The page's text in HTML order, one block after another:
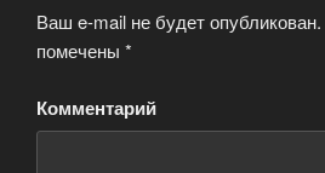
Ваш e-mail не будет опубликован.
помечены *
Комментарий